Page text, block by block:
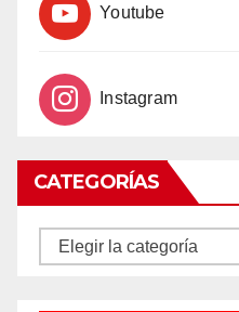
Youtube
Instagram
CATEGORÍAS
CATEGORÍAS